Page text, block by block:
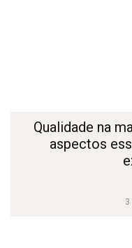
3
Qualidade na
aspectos